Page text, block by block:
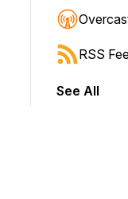
to jump forward or
RSS
See All